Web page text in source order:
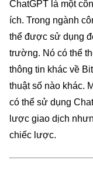
ChatGPT là một
ích. Trong ngành
thể được sử dụng
trường. Nó có thể
thông tin khác về
thuật số nào khác.
có thể sử dụng
lược giao dịch
chiếc lược.